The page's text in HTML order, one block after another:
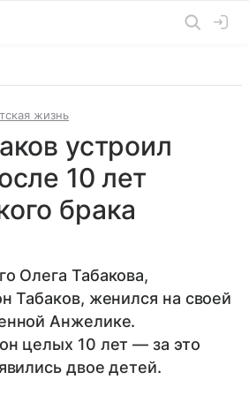
жизнь
устроил
10 лет
брака
Олега Табакова,
Табаков, женился на своей
Анжелике.
целых 10 лет — за это
двое детей.